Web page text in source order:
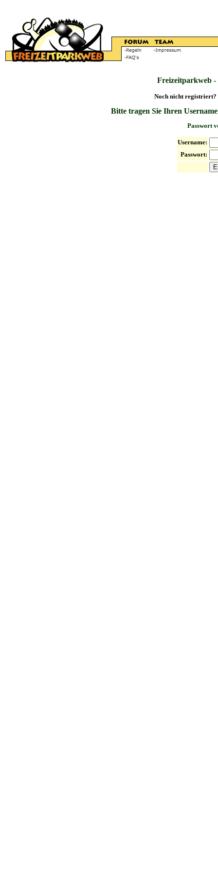
Freizeitparkweb
Noch nicht registriert?
Bitte tragen Sie Ihren
Passwort
Username:
Passwort: